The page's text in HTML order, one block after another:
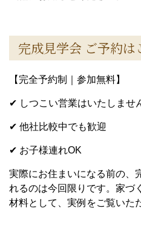
完成見学会 ご予約は
【完全予約制｜参加無料】
✔ しつこい営業はいたしませ
✔ 他社比較中でも歓迎
✔ お子様連れOK
実際にお住まいになる前の、
れるのは今回限りです。家づ
材料として、実例をご覧いた